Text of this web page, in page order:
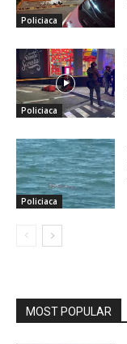
Policiaca
Policiaca
Policiaca
MOST POPULAR